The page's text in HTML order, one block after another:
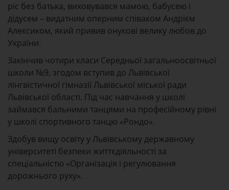
ріс без батька, виховувався мамою, бабусею і
дідусем – видатним оперним співаком Андрієм
Алексиком, який привив онукові велику любов до
України.
Закінчив чотири класи Середньої загальноосвітньої
школи №9, згодом вступив до Львівської
лінгвістичної гімназії Львівської міської ради
Львівської області. Під час навчання у школі
займався бальними танцями на професійному рівні
у школі спортивного танцю «Рондо».
Здобув вищу освіту у Львівському державному
університеті безпеки життєдіяльності за
спеціальністю «Організація і регулювання
дорожнього руху».